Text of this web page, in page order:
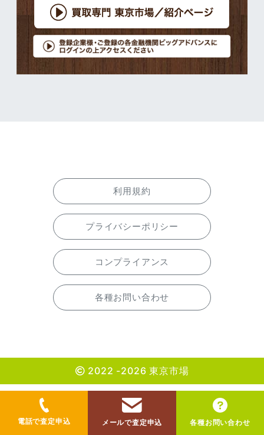
利用規約
プライバシーポリシー
コンプライアンス
各種お問い合わせ
2022 -2026 東京市場
電話で査定申込 メールで査定申込 各種お問い合わせ